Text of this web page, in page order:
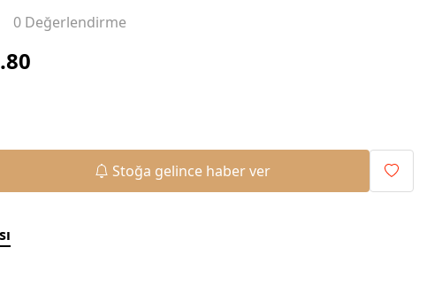
0 Değerlendirme
Stoğa gelince haber ver